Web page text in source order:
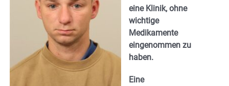
eine Klinik, ohne
wichtige
Medikamente
eingenommen zu
haben.
Eine